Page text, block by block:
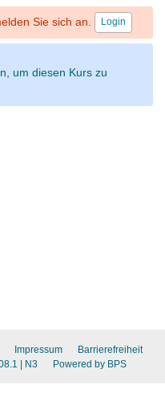
Sie sich an. Login
um diesen Kurs zu
Impressum
Barrierefreiheit
| N3 Powered by BPS